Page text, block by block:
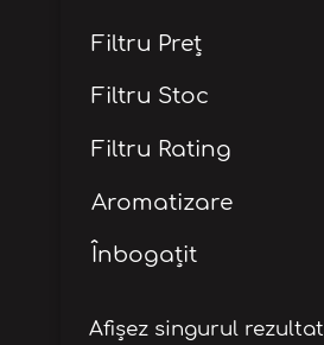
Filtru Preț
Filtru Stoc
Filtru Rating
Aromatizare
Înbogațit
Afișez singurul rezultat